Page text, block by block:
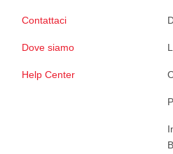
Contattaci
Dove siamo
Help Center